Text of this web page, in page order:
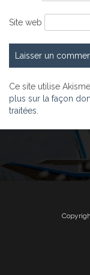
Site web
Ce site utilise
plus sur la façon
traitées